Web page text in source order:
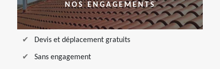
NOS ENGAGEMENTS
Devis et déplacement gratuits
Sans engagement